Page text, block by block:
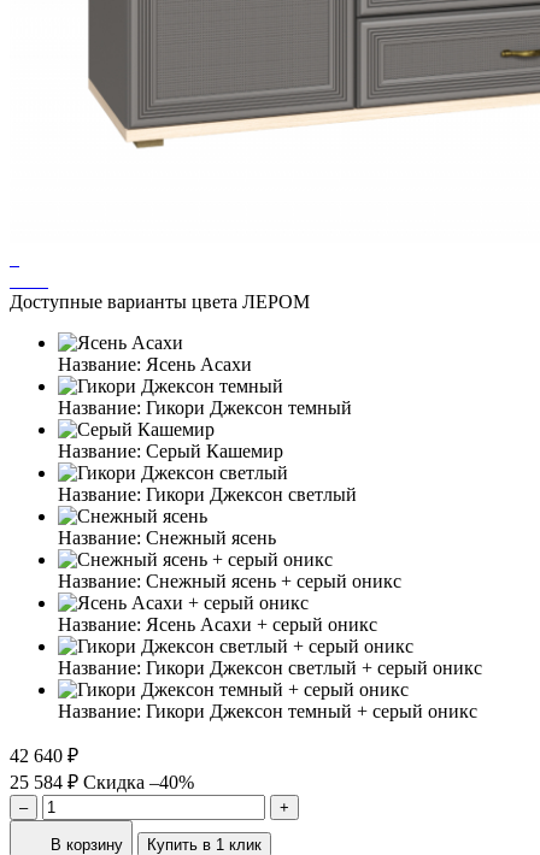
Доступные варианты цвета ЛЕРОМ
Название: Ясень Асахи
Название: Гикори Джексон темный
Название: Серый Кашемир
Название: Гикори Джексон светлый
Название: Снежный ясень
Название: Снежный ясень + серый оникс
Название: Ясень Асахи + серый оникс
Название: Гикори Джексон светлый + серый оникс
Название: Гикори Джексон темный + серый оникс
42 640 ₽
25 584 ₽ Скидка –40%
– +
В корзину Купить в 1 клик